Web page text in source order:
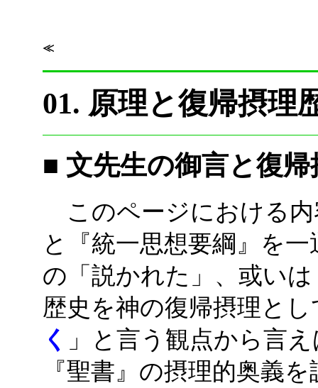
≪
01. 原理と復帰摂理
■ 文先生の御言と復帰
このページにおける内
と『統一思想要綱』を
の「説かれた」、或い
歴史を神の復帰摂理と
く
」と言う観点から言
『聖書』の摂理的奥義